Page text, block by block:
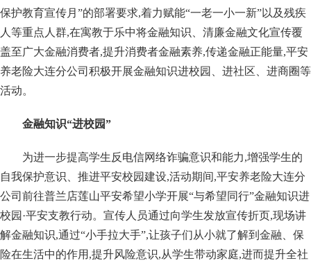
保护教育宣传月”的部署要求,着力赋能“一老一小一新”以及残疾
人等重点人群,在寓教于乐中将金融知识、清廉金融文化宣传覆
盖至广大金融消费者,提升消费者金融素养,传递金融正能量,平安
养老险大连分公司积极开展金融知识进校园、进社区、进商圈等
活动。
金融知识“进校园”
为进一步提高学生反电信网络诈骗意识和能力,增强学生的
自我保护意识、推进平安校园建设,活动期间,平安养老险大连分
公司前往普兰店莲山平安希望小学开展“与希望同行”金融知识进
校园·平安支教行动。宣传人员通过向学生发放宣传折页,现场讲
解金融知识,通过“小手拉大手”,让孩子们从小就了解到金融、保
险在生活中的作用,提升风险意识,从学生带动家庭,进而提升全社